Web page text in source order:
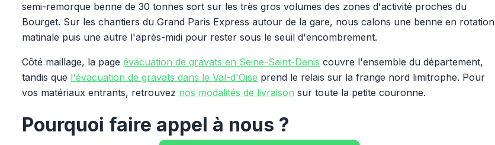
semi-remorque benne de 30 tonnes sort sur les très gros volumes des zones d'activité proches du
Bourget. Sur les chantiers du Grand Paris Express autour de la gare, nous calons une benne en rotation
matinale puis une autre l'après-midi pour rester sous le seuil d'encombrement.
Côté maillage, la pageévacuation de gravats en Seine-Saint-Denis couvre l'ensemble du département,
tandis que l'évacuation de gravats dans le Val-d'Oise prend le relais sur la frange nord limitrophe. Pour
vos matériaux entrants, retrouvez nos modalités de livraison sur toute la petite couronne.
Pourquoi faire appel à nous ?